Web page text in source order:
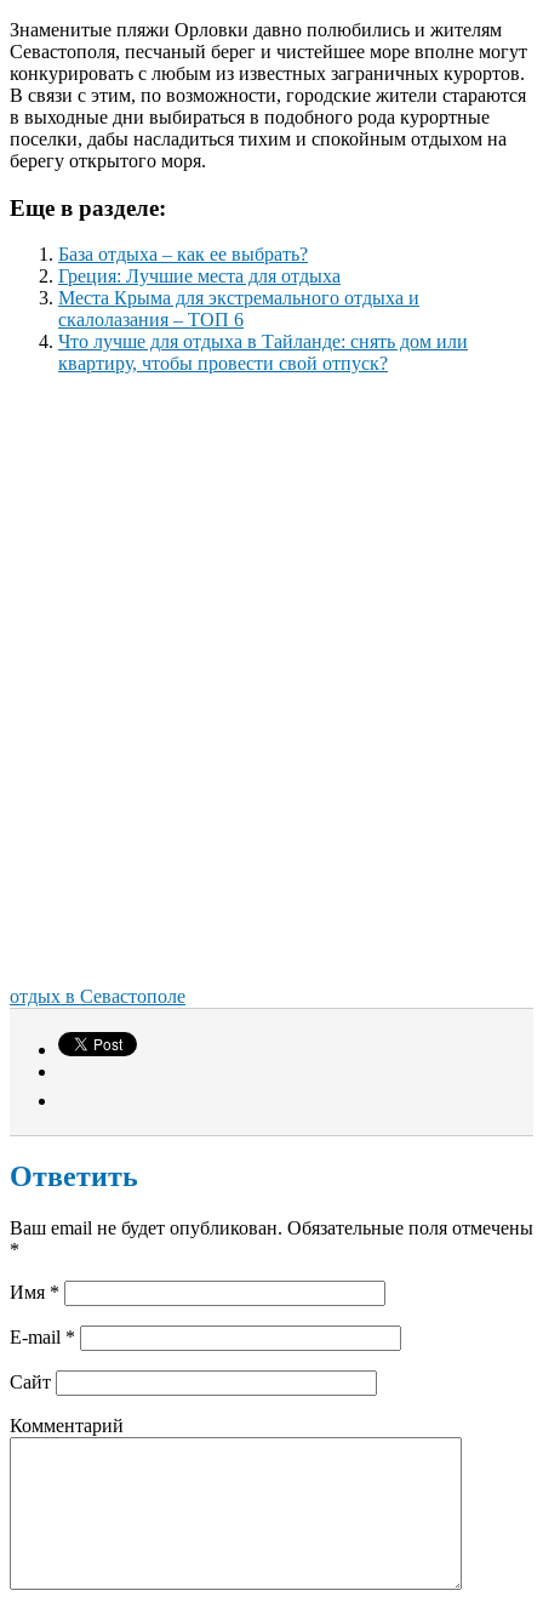
Знаменитые пляжи Орловки давно полюбились и жителям
Севастополя, песчаный берег и чистейшее море вполне могут
конкурировать с любым из известных заграничных курортов.
В связи с этим, по возможности, городские жители стараются
в выходные дни выбираться в подобного рода курортные
поселки, дабы насладиться тихим и спокойным отдыхом на
берегу открытого моря.
Еще в разделе:
База отдыха – как ее выбрать?
Греция: Лучшие места для отдыха
Места Крыма для экстремального отдыха и
скалолазания – ТОП 6
Что лучше для отдыха в Тайланде: снять дом или
квартиру, чтобы провести свой отпуск?
отдых в Севастополе
Ответить
Ваш email не будет опубликован. Обязательные поля отмечены
*
Имя *
E-mail *
Сайт
Комментарий